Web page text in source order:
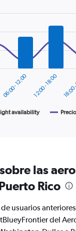
availability
06:00 - 12:00 12:00 - 18:00
las
Rico
usuarios
del